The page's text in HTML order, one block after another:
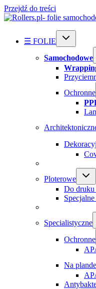
Przejdź do treści
☰ FOLIE
Samochodowe
Ochronne
Ploterowe
Do
Specialistyczne
Ochronne
Na